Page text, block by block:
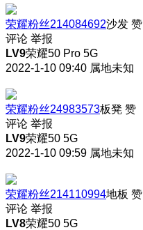
荣耀粉丝214084692沙发 赞
评论 举报
LV9荣耀50 Pro 5G
2022-1-10 09:40 属地未知
荣耀粉丝24983573板凳 赞
评论 举报
LV9荣耀50 5G
2022-1-10 09:59 属地未知
荣耀粉丝214110994地板 赞
评论 举报
LV8荣耀50 5G